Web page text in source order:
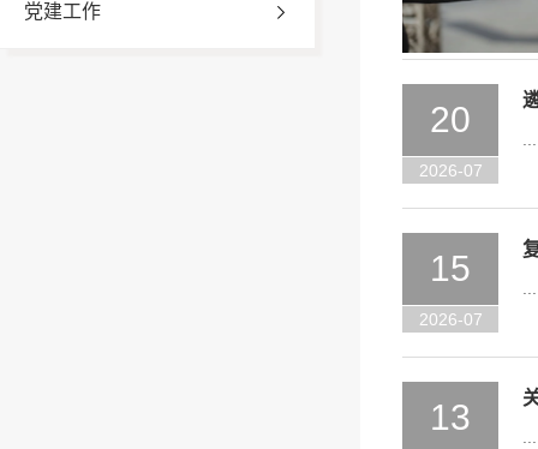
党建工作
20
2026-07
15
2026-07
13